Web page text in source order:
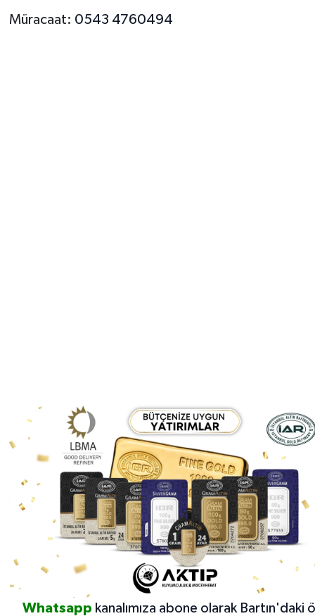
Müracaat: 0543 4760494
Whatsapp kanalımıza abone olarak Bartın'daki
YEREL